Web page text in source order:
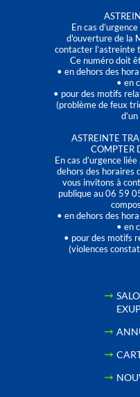
En cas
d'ouverture de la
contacter l’astreinte
Ce numéro doit
• en dehors des
• en
• pour des motifs
(problème de feux
ASTREINTE
COMPTER
En cas d’urgence
dehors des horaires
vous invitons à
publique au 06 59
• en dehors des
• en
• pour des motifs
(violences